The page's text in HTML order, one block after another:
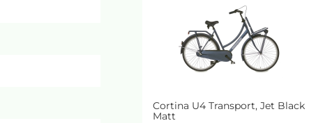
Cortina U4 Transport, Jet Black
Matt